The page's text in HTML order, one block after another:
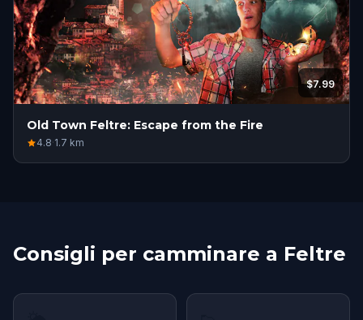
$7.99
Old Town Feltre: Escape from the Fire
4.8·1.7 km
Consigli per camminare a Feltre